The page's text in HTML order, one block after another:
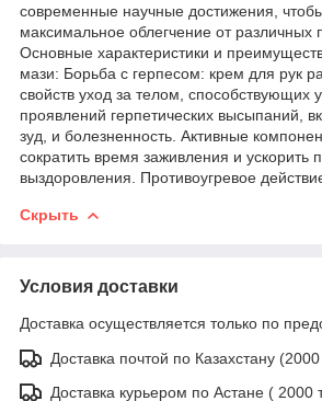
современные научные достижения,
максимальное облегчение от различных
Основные характеристики и
мази: Борьба с герпесом: крем для рук
свойств уход за телом, способствующих
проявлений герпетических высыпаний,
зуд, и болезненность. Активные
сократить время заживления и ускорить
выздоровления. Противоугревое
Скрыть
Условия доставки
Доставка осуществляется только по
Доставка почтой по Казахстану (2000
Доставка курьером по Астане ( 2000